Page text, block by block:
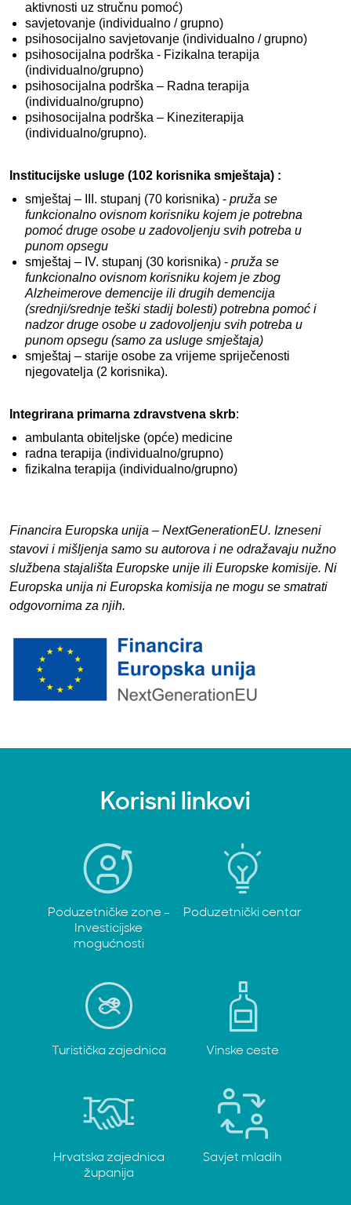
aktivnosti uz stručnu pomoć)
savjetovanje (individualno / grupno)
psihosocijalno savjetovanje (individualno / grupno)
psihosocijalna podrška - Fizikalna terapija
(individualno/grupno)
psihosocijalna podrška – Radna terapija
(individualno/grupno)
psihosocijalna podrška – Kineziterapija
(individualno/grupno).
Institucijske usluge (102 korisnika smještaja) :
smještaj – III. stupanj (70 korisnika) - pruža se
funkcionalno ovisnom korisniku kojem je potrebna
pomoć druge osobe u zadovoljenju svih potreba u
punom opsegu
smještaj – IV. stupanj (30 korisnika) - pruža se
funkcionalno ovisnom korisniku kojem je zbog
Alzheimerove demencije ili drugih demencija
(srednji/srednje teški stadij bolesti) potrebna pomoć i
nadzor druge osobe u zadovoljenju svih potreba u
punom opsegu (samo za usluge smještaja)
smještaj – starije osobe za vrijeme spriječenosti
njegovatelja (2 korisnika).
Integrirana primarna zdravstvena skrb:
ambulanta obiteljske (opće) medicine
radna terapija (individualno/grupno)
fizikalna terapija (individualno/grupno)
Financira Europska unija – NextGenerationEU. Izneseni
stavovi i mišljenja samo su autorova i ne odražavaju nužno
službena stajališta Europske unije ili Europske komisije. Ni
Europska unija ni Europska komisija ne mogu se smatrati
odgovornima za njih.
Korisni linkovi
Poduzetničke zone -
Investicijske
mogućnosti
Poduzetnički centar
Turistička zajednica Vinske ceste
Hrvatska zajednica
županija
Savjet mladih